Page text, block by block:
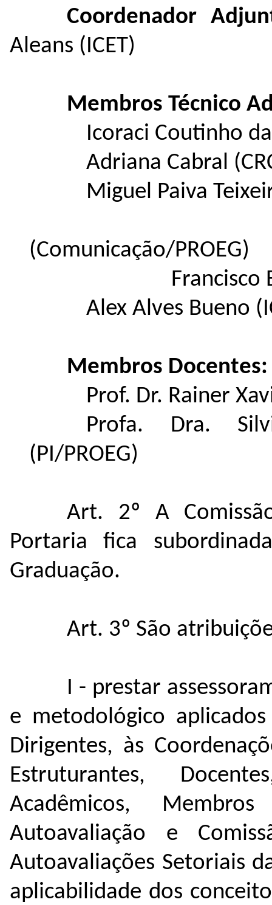
Coordenador
Aleans (ICET)
Membros Técnico
Icoraci Coutinho
Adriana Cabral
Miguel Paiva
(Comunicação/PROEG)
Francisco
Alex Alves Bueno
Membros Docentes:
Prof. Dr. Rainer
Profa. Dra.
(PI/PROEG)
Art. 2º A
Portaria fica
Graduação.
Art. 3º São
I - prestar
e metodológico
Dirigentes, às
Estruturantes,
Acadêmicos,
Autoavaliação e
Autoavaliações Setoriais
aplicabilidade dos